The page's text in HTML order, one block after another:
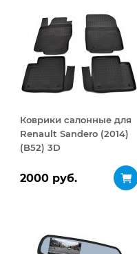
Коврики салонные для
Renault Sandero (2014)
(B52) 3D
2000 руб.